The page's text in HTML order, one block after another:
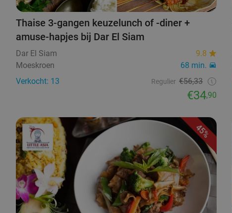
Thaise 3-gangen keuzelunch of -diner +
amuse-hapjes bij Dar El Siam
Dar El Siam
9.8
Moeskroen
68 min.
Verkocht: 13
Regulier €56,33
€34,90
45%